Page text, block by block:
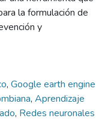
la formulación de
y
, Google earth engine
, Aprendizaje
, Redes neuronales